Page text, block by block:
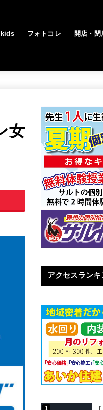
フォトコレ 開店・閉
女
アクセスラン